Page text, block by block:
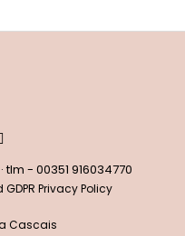
· tlm - 00351 916034770
Privacy Policy
Cascais